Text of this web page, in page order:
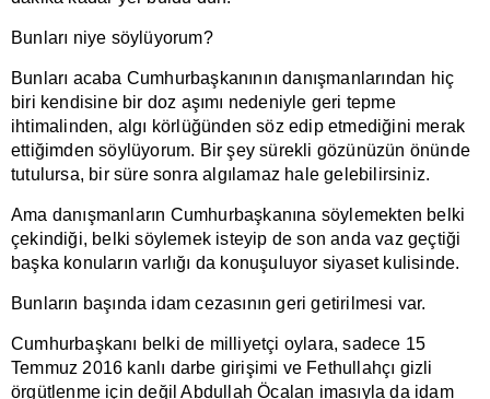
Bunları niye söylüyorum?
Bunları acaba Cumhurbaşkanının danışmanlarından hiç
biri kendisine bir doz aşımı nedeniyle geri tepme
ihtimalinden, algı körlüğünden söz edip etmediğini merak
ettiğimden söylüyorum. Bir şey sürekli gözünüzün önünde
tutulursa, bir süre sonra algılamaz hale gelebilirsiniz.
Ama danışmanların Cumhurbaşkanına söylemekten belki
çekindiği, belki söylemek isteyip de son anda vaz geçtiği
başka konuların varlığı da konuşuluyor siyaset kulisinde.
Bunların başında idam cezasının geri getirilmesi var.
Cumhurbaşkanı belki de milliyetçi oylara, sadece 15
Temmuz 2016 kanlı darbe girişimi ve Fethullahçı gizli
örgütlenme için değil Abdullah Öcalan imasıyla da idam